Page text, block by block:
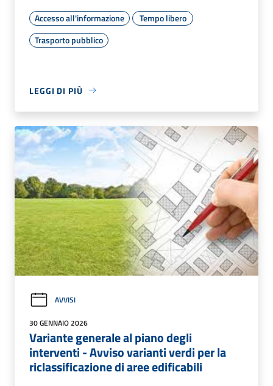
Accesso all'informazione
Tempo libero
Trasporto pubblico
LEGGI DI PIÙ
AVVISI
30 GENNAIO 2026
Variante generale al piano degli
interventi - Avviso varianti verdi per la
riclassificazione di aree edificabili